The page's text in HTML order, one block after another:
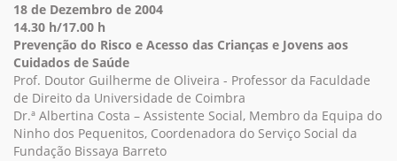
18 de Dezembro de 2004
14.30 h/17.00 h
Prevenção do Risco e Acesso das Crianças e Jovens aos
Cuidados de Saúde
Prof. Doutor Guilherme de Oliveira - Professor da Faculdade
de Direito da Universidade de Coimbra
Dr.ª Albertina Costa – Assistente Social, Membro da Equipa do
Ninho dos Pequenitos, Coordenadora do Serviço Social da
Fundação Bissaya Barreto